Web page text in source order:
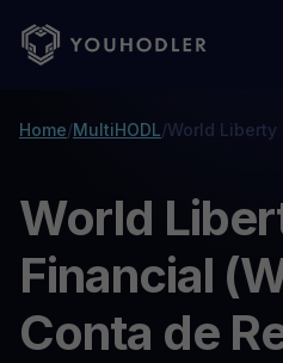
Home/MultiHODL/World Liberty
World
Financial
Conta de